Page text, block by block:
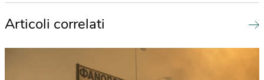
Articoli correlati